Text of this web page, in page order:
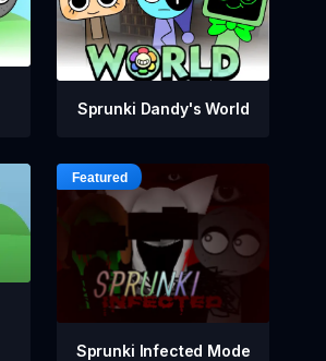
Sprunki Dandy's World
Sprunki Infected Mode